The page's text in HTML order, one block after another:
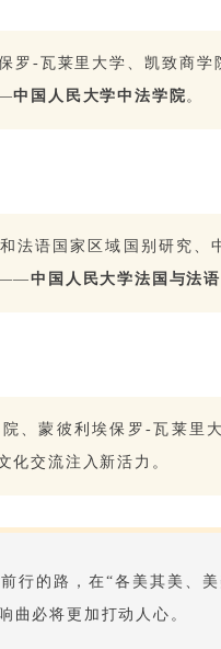
罗-瓦莱里大学、凯致商
中国人民大学中法学院 。
法语国家区域国别研究、
——中国人民大学法国与法
、蒙彼利埃保罗-瓦莱里
化交流注入新活力。
行的路，在“各美其美、
曲必将更加打动人心。